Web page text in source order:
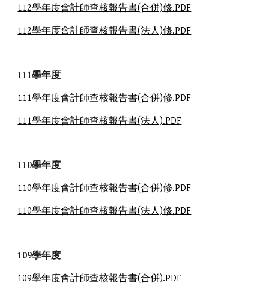
112學年度會計師查核報告書(合併)修.PDF
112學年度會計師查核報告書(法人)修.PDF
111學年度
111學年度會計師查核報告書(合併)修.PDF
111學年度會計師查核報告書(法人).PDF
110學年度
110學年度會計師查核報告書(合併)修.PDF
110學年度會計師查核報告書(法人)修.PDF
109學年度
109學年度會計師查核報告書(合併).PDF